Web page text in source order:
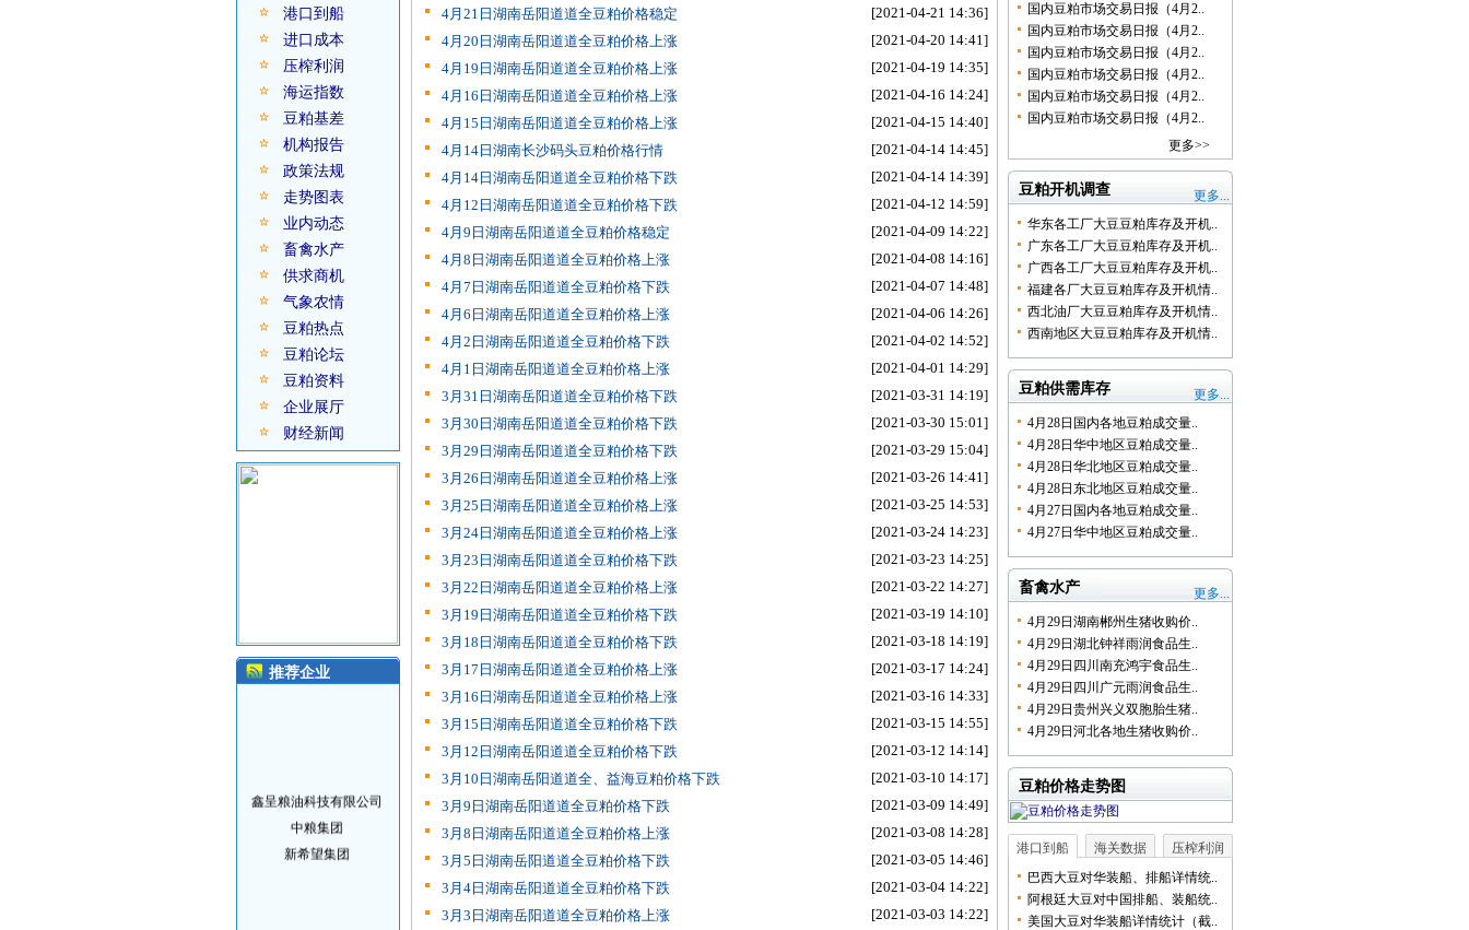
港口到船
进口成本
压榨利润
海运指数
豆粕基差
机构报告
政策法规
走势图表
业内动态
畜禽水产
供求商机
气象农情
豆粕热点
豆粕论坛
豆粕资料
企业展厅
财经新闻
推荐企业
4月21日湖南岳阳道道全豆粕价格稳定
[2021-04-21 14:36]
4月20日湖南岳阳道道全豆粕价格上涨
[2021-04-20 14:41]
4月19日湖南岳阳道道全豆粕价格上涨
[2021-04-19 14:35]
4月16日湖南岳阳道道全豆粕价格上涨
[2021-04-16 14:24]
4月15日湖南岳阳道道全豆粕价格上涨
[2021-04-15 14:40]
4月14日湖南长沙码头豆粕价格行情
[2021-04-14 14:45]
4月14日湖南岳阳道道全豆粕价格下跌
[2021-04-14 14:39]
4月12日湖南岳阳道道全豆粕价格下跌
[2021-04-12 14:59]
4月9日湖南岳阳道道全豆粕价格稳定
[2021-04-09 14:22]
4月8日湖南岳阳道道全豆粕价格上涨
[2021-04-08 14:16]
4月7日湖南岳阳道道全豆粕价格下跌
[2021-04-07 14:48]
4月6日湖南岳阳道道全豆粕价格上涨
[2021-04-06 14:26]
4月2日湖南岳阳道道全豆粕价格下跌
[2021-04-02 14:52]
4月1日湖南岳阳道道全豆粕价格上涨
[2021-04-01 14:29]
3月31日湖南岳阳道道全豆粕价格下跌
[2021-03-31 14:19]
3月30日湖南岳阳道道全豆粕价格下跌
[2021-03-30 15:01]
3月29日湖南岳阳道道全豆粕价格下跌
[2021-03-29 15:04]
3月26日湖南岳阳道道全豆粕价格上涨
[2021-03-26 14:41]
3月25日湖南岳阳道道全豆粕价格上涨
[2021-03-25 14:53]
3月24日湖南岳阳道道全豆粕价格上涨
[2021-03-24 14:23]
3月23日湖南岳阳道道全豆粕价格下跌
[2021-03-23 14:25]
3月22日湖南岳阳道道全豆粕价格上涨
[2021-03-22 14:27]
3月19日湖南岳阳道道全豆粕价格下跌
[2021-03-19 14:10]
3月18日湖南岳阳道道全豆粕价格下跌
[2021-03-18 14:19]
3月17日湖南岳阳道道全豆粕价格上涨
[2021-03-17 14:24]
3月16日湖南岳阳道道全豆粕价格上涨
[2021-03-16 14:33]
3月15日湖南岳阳道道全豆粕价格下跌
[2021-03-15 14:55]
3月12日湖南岳阳道道全豆粕价格下跌
[2021-03-12 14:14]
3月10日湖南岳阳道道全、益海豆粕价格下跌
[2021-03-10 14:17]
3月9日湖南岳阳道道全豆粕价格下跌
[2021-03-09 14:49]
3月8日湖南岳阳道道全豆粕价格上涨
[2021-03-08 14:28]
3月5日湖南岳阳道道全豆粕价格下跌
[2021-03-05 14:46]
3月4日湖南岳阳道道全豆粕价格下跌
[2021-03-04 14:22]
3月3日湖南岳阳道道全豆粕价格上涨
[2021-03-03 14:22]
国内豆粕市场交易日报（4月2..
国内豆粕市场交易日报（4月2..
国内豆粕市场交易日报（4月2..
国内豆粕市场交易日报（4月2..
国内豆粕市场交易日报（4月2..
国内豆粕市场交易日报（4月2..
更多>>
豆粕开机调查
更多...
华东各工厂大豆豆粕库存及开机..
广东各工厂大豆豆粕库存及开机..
广西各工厂大豆豆粕库存及开机..
福建各厂大豆豆粕库存及开机情..
西北油厂大豆豆粕库存及开机情..
西南地区大豆豆粕库存及开机情..
豆粕供需库存
更多...
4月28日国内各地豆粕成交量..
4月28日华中地区豆粕成交量..
4月28日华北地区豆粕成交量..
4月28日东北地区豆粕成交量..
4月27日国内各地豆粕成交量..
4月27日华中地区豆粕成交量..
畜禽水产
更多...
4月29日湖南郴州生猪收购价..
4月29日湖北钟祥雨润食品生..
4月29日四川南充鸿宇食品生..
4月29日四川广元雨润食品生..
4月29日贵州兴义双胞胎生猪..
4月29日河北各地生猪收购价..
豆粕价格走势图
港口到船 海关数据
压榨利润
巴西大豆对华装船、排船详情统..
阿根廷大豆对中国排船、装船统..
美国大豆对华装船详情统计（截..